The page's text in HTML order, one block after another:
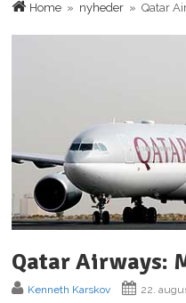
Home » nyheder » Qatar
Qatar Airways:
Kenneth Karskov 22.